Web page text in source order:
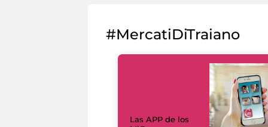
#MercatiDiTraiano
Las APP de los